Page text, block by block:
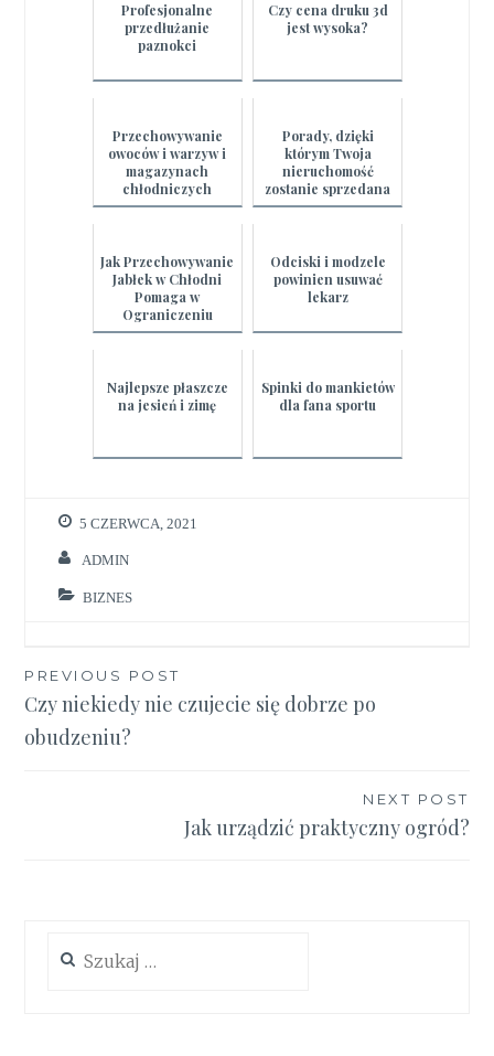
Profesjonalne
przedłużanie
paznokci
Czy cena druku 3d
jest wysoka?
Przechowywanie
owoców i warzyw i
magazynach
chłodniczych
Porady, dzięki
którym Twoja
nieruchomość
zostanie sprzedana
Jak Przechowywanie
Jabłek w Chłodni
Pomaga w
Ograniczeniu
Marnowania
Odciski i modzele
powinien usuwać
lekarz
Najlepsze płaszcze
na jesień i zimę
Spinki do mankietów
dla fana sportu
5 CZERWCA, 2021
ADMIN
BIZNES
Nawigacja
wpisu
PREVIOUS POST
Czy niekiedy nie czujecie się dobrze po
obudzeniu?
NEXT POST
Jak urządzić praktyczny ogród?